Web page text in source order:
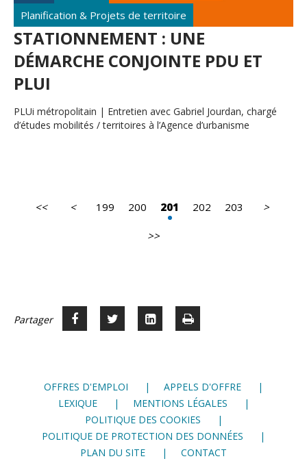
Planification & Projets de territoire
STATIONNEMENT : UNE
DÉMARCHE CONJOINTE PDU ET
PLUI
PLUi métropolitain | Entretien avec Gabriel Jourdan, chargé
d’études mobilités / territoires à l’Agence d’urbanisme
<<
Première
<
Page
199 200 201 202 203 >
Page
>>
Dernière
Partager Partager
Partager
Voir
Imprimer
OFFRES D'EMPLOI
APPELS D'OFFRE
LEXIQUE
MENTIONS LÉGALES
POLITIQUE DES COOKIES
POLITIQUE DE PROTECTION DES DONNÉES
PLAN DU SITE
CONTACT